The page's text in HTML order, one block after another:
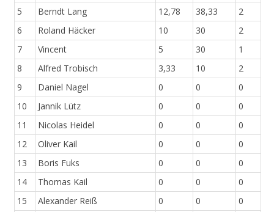
5
Berndt Lang 12,78 38,33
2
6
Roland Häcker 10 30
2
7
Vincent 5 30
1
8
Alfred Trobisch 3,33 10
2
9
Daniel Nagel 0 0
0
10
Jannik Lütz 0 0
0
11
Nicolas Heidel 0 0
0
12
Oliver Kail 0 0
0
13
Boris Fuks 0 0
0
14
Thomas Kail 0 0
0
15
Alexander Reiß 0 0
0